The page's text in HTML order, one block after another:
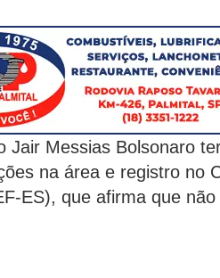
Jair Messias Bolsonaro
na área e registro no
ES), que afirma que